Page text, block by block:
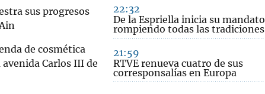
sus progresos
de cosmética
Carlos III de
22:32
De la Espriella inicia su mandato
rompiendo todas las tradiciones
21:59
RTVE renueva cuatro de sus
corresponsalías en Europa